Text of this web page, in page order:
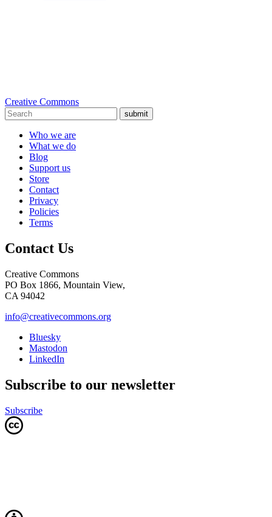
Creative Commons
submit
Who we are
What we do
Blog
Support us
Store
Contact
Privacy
Policies
Terms
Contact Us
Creative Commons
PO Box 1866, Mountain View,
CA 94042
info@creativecommons.org
Bluesky
Mastodon
LinkedIn
Subscribe to our newsletter
Subscribe